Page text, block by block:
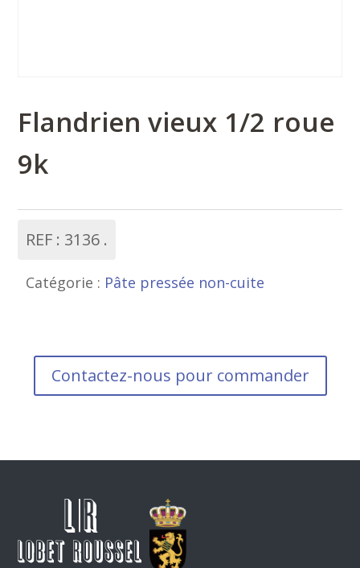
Flandrien vieux 1/2 roue
9k
REF : 3136
Catégorie : Pâte pressée non-cuite
Contactez-nous pour commander